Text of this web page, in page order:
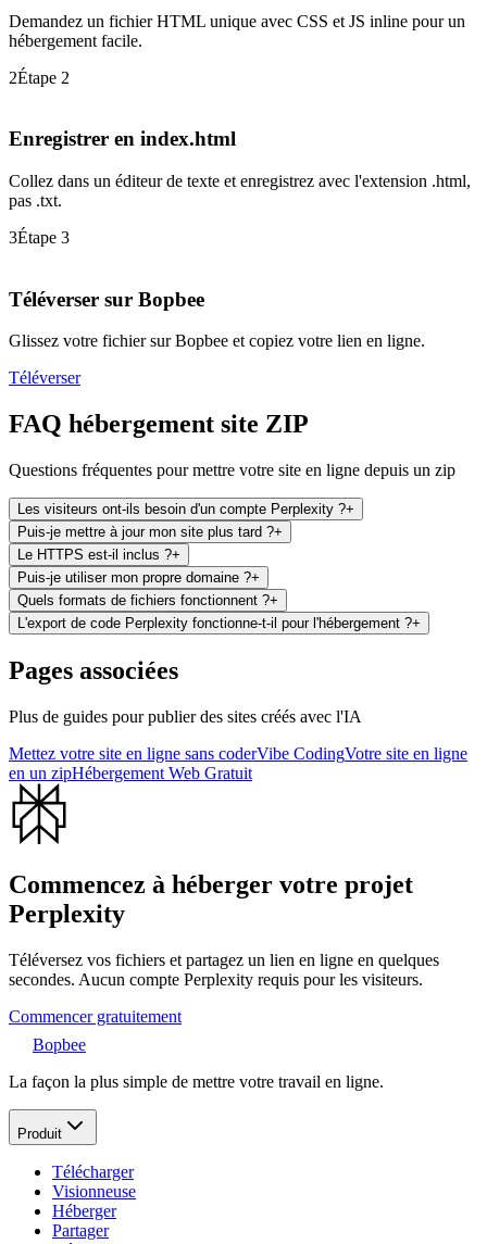
Demandez un fichier HTML unique avec CSS et JS inline pour un
hébergement facile.
2Étape 2
Enregistrer en index.html
Collez dans un éditeur de texte et enregistrez avec l'extension .html,
pas .txt.
3Étape 3
Téléverser sur Bopbee
Glissez votre fichier sur Bopbee et copiez votre lien en ligne.
Téléverser
FAQ hébergement site ZIP
Questions fréquentes pour mettre votre site en ligne depuis un zip
Les visiteurs ont-ils besoin d'un compte Perplexity ?+
Puis-je mettre à jour mon site plus tard ?+
Le HTTPS est-il inclus ?+
Puis-je utiliser mon propre domaine ?+
Quels formats de fichiers fonctionnent ?+
L'export de code Perplexity fonctionne-t-il pour l'hébergement ?+
Pages associées
Plus de guides pour publier des sites créés avec l'IA
Mettez votre site en ligne sans coderVibe CodingVotre site en ligne
en un zipHébergement Web Gratuit
Commencez à héberger votre projet
Perplexity
Téléversez vos fichiers et partagez un lien en ligne en quelques
secondes. Aucun compte Perplexity requis pour les visiteurs.
Commencer gratuitement
Bopbee
La façon la plus simple de mettre votre travail en ligne.
Produit
Télécharger
Visionneuse
Héberger
Partager